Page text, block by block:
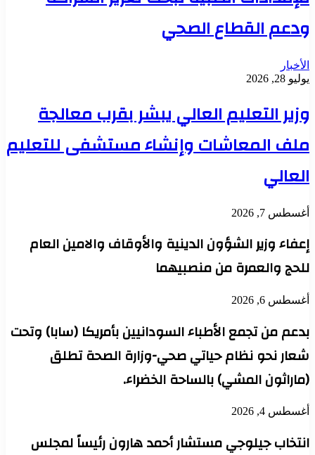
ودعم القطاع الصحي
الأخبار
يوليو 28, 2026
وزير التعليم العالي يبشر بقرب معالجة
ملف المعاشات وإنشاء مستشفى للتعليم
العالي
أغسطس 7, 2026
إعفاء وزير الشؤون الدينية والأوقاف والامين العام
للحج والعمرة من منصبيهما
أغسطس 6, 2026
بدعم من تجمع الأطباء السودانيين بأمريكا (سابا) وتحت
شعار نحو نظام حياتي صحي-وزارة الصحة تطلق
(ماراثون المشي) بالساحة الخضراء.
أغسطس 4, 2026
انتخاب جيلوجي مستشار أحمد هارون رئيساً لمجلس